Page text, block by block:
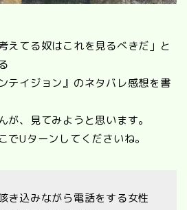
えてる奴はこれを見るべきだ」と
テイジョン』のネタバレ感想を書
が、見てみようと思います。
でUターンしてくださいね。
き込みながら電話をする女性